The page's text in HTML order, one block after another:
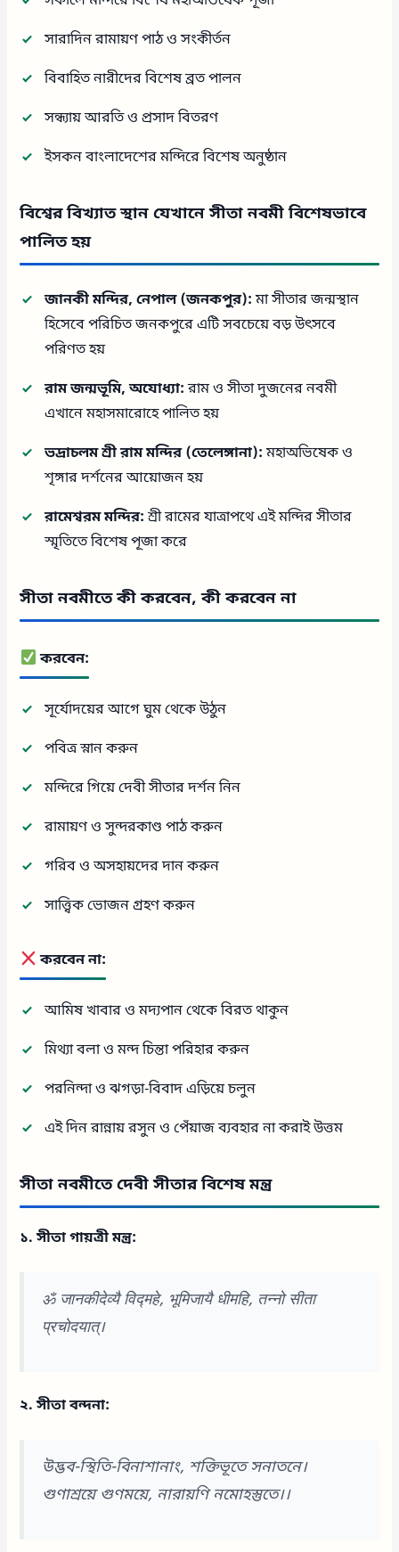
সারাদিন রামায়ণ পাঠ ও সংকীর্তন
বিবাহিত নারীদের বিশেষ ব্রত পালন
সন্ধ্যায় আরতি ও প্রসাদ বিতরণ
ইসকন বাংলাদেশের মন্দিরে বিশেষ অনুষ্ঠান
বিশ্বের বিখ্যাত স্থান যেখানে সীতা নবমী বিশেষভাবে
পালিত হয়
জানকী মন্দির, নেপাল (জনকপুর):মা সীতার জন্মস্থান
হিসেবে পরিচিত জনকপুরে এটি সবচেয়ে বড় উৎসবে
পরিণত হয়
রাম জন্মভূমি, অযোধ্যা:রাম ও সীতা দুজনের নবমী
এখানে মহাসমারোহে পালিত হয়
ভদ্রাচলম শ্রী রাম মন্দির (তেলেঙ্গানা):মহাঅভিষেক ও
শৃঙ্গার দর্শনের আয়োজন হয়
রামেশ্বরম মন্দির: শ্রী রামের যাত্রাপথে এই মন্দির সীতার
স্মৃতিতে বিশেষ পূজা করে
সীতা নবমীতে কী করবেন, কী করবেন না
করবেন:
সূর্যোদয়ের আগে ঘুম থেকে উঠুন
পবিত্র স্নান করুন
মন্দিরে গিয়ে দেবী সীতার দর্শন নিন
রামায়ণ ও সুন্দরকাণ্ড পাঠ করুন
গরিব ও অসহায়দের দান করুন
সাত্ত্বিক ভোজন গ্রহণ করুন
করবেন না:
আমিষ খাবার ও মদ্যপান থেকে বিরত থাকুন
মিথ্যা বলা ও মন্দ চিন্তা পরিহার করুন
পরনিন্দা ও ঝগড়া-বিবাদ এড়িয়ে চলুন
এই দিন রান্নায় রসুন ও পেঁয়াজ ব্যবহার না করাই উত্তম
সীতা নবমীতে দেবী সীতার বিশেষ মন্ত্র
১. সীতা গায়ত্রী মন্ত্র:
ॐ जानकीदेव्यै विद्महे, भूमिजायै धीमहि, तन्नो सीता
प्रचोदयात्।
২. সীতা বন্দনা:
উদ্ভব-স্থিতি-বিনাশানাং, শক্তিভূতে সনাতনে।
গুণাশ্রয়ে গুণময়ে, নারায়ণি নমোহস্তুতে।।